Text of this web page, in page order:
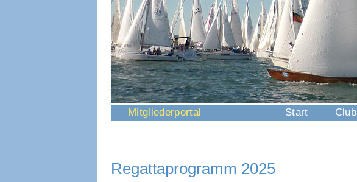
Navigation
Start Club
Mitgliederportal
Regattaprogramm 2025